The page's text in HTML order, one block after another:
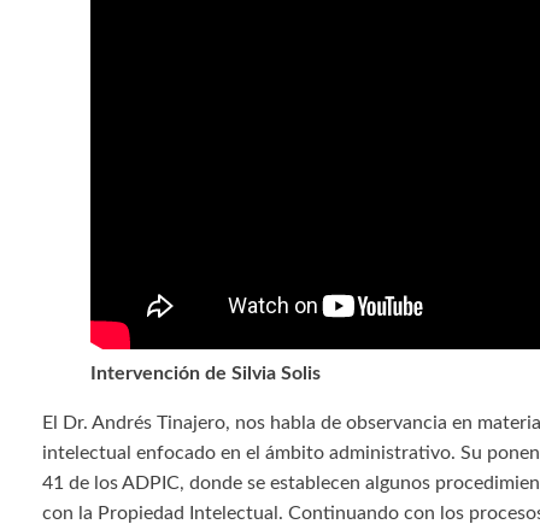
Intervención de Silvia Solis
El Dr. Andrés Tinajero, nos habla de observancia en
intelectual enfocado en el ámbito administrativo. Su
41 de los ADPIC, donde se establecen algunos
con la Propiedad Intelectual. Continuando con los